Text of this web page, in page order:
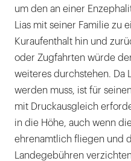
um den an einer
Lias mit seiner Familie zu
Kuraufenthalt hin und
oder Zugfahrten würde
weiteres durchstehen. Da
werden muss, ist für
mit Druckausgleich
in die Höhe, auch wenn
ehrenamtlich fliegen und
Landegebühren